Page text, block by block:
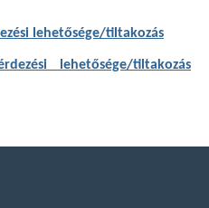
lehetősége/tiltakozás
lehetősége/tiltakozás